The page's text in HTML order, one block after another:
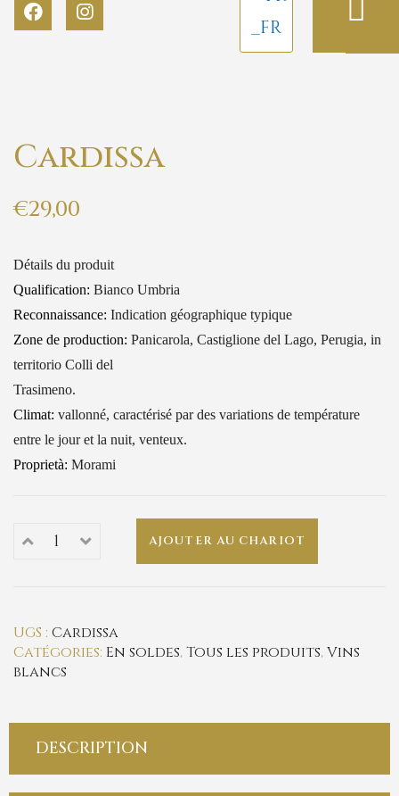
Cardissa
€29,00
Détails du produit
Qualification: Bianco Umbria
Reconnaissance: Indication géographique typique
Zone de production: Panicarola, Castiglione del Lago, Perugia, in
territorio Colli del
Trasimeno.
Climat: vallonné, caractérisé par des variations de température
entre le jour et la nuit, venteux.
Proprietà: Morami
AJOUTER AU CHARIOT
UGS : Cardissa
Catégories: En soldes,Tous les produits,Vins
blancs
DESCRIPTION